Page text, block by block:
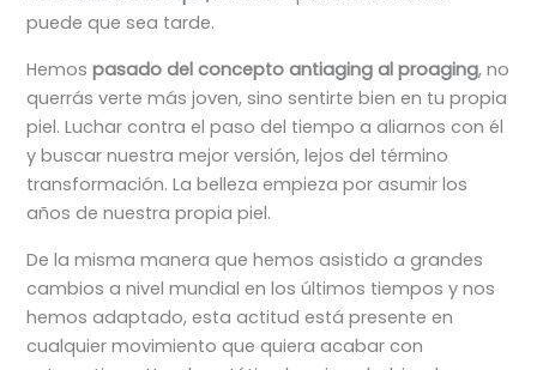
puede que sea tarde.
Hemospasado del concepto antiaging al proaging, no
querrás verte más joven, sino sentirte bien en tu propia
piel. Luchar contra el paso del tiempo a aliarnos con él
y buscar nuestra mejor versión, lejos del término
transformación. La belleza empieza por asumir los
años de nuestra propia piel.
De la misma manera que hemos asistido a grandes
cambios a nivel mundial en los últimos tiempos y nos
hemos adaptado, esta actitud está presente en
cualquier movimiento que quiera acabar con